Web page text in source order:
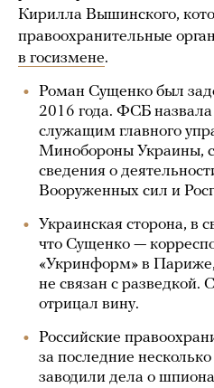
Кирилла Вышинского,
правоохранительные
в госизмене.
Роман Сущенко был
2016 года. ФСБ
служащим главного
Минобороны Украины,
сведения о
Вооруженных сил и
Украинская сторона, в
что Сущенко —
«Укринформ» в
не связан с
отрицал вину.
Российские
за последние
заводили дела о